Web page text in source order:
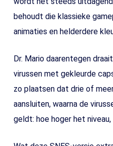
behoudt die klassieke
animaties en helderdere
Dr. Mario daarentegen
virussen met gekleurde
zo plaatsen dat drie of
aansluiten, waarna de
geldt: hoe hoger het